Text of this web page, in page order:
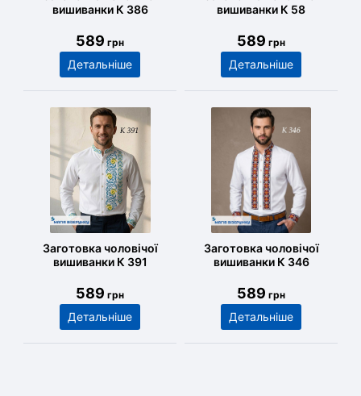
вишиванки К 386
589 грн
Детальніше
вишиванки К 58
589 грн
Детальніше
Заготовка чоловічої
вишиванки К 391
589 грн
Детальніше
Заготовка чоловічої
вишиванки К 346
589 грн
Детальніше